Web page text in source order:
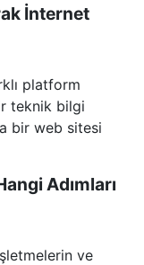
İnternet
platform
teknik bilgi
bir web sitesi
Adımları
ve